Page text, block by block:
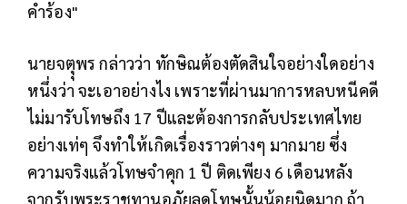
คำร้อง"
นายจตุุพร กล่าวว่า ทักษิณต้องตัดสินใจอย่างใดอย่าง
หนึ่งว่า จะเอาอย่างไง เพราะที่ผ่านมาการหลบหนีคดี
ไม่มารับโทษถึง 17 ปีและต้องการกลับประเทศไทย
อย่างเท่ๆ จึงทำให้เกิดเรื่องราวต่างๆ มากมาย ซึ่ง
ความจริงแล้วโทษจำคุก 1 ปี ติดเพียง 6 เดือนหลัง
จากรับพระราชทานอภัยลดโทษนั้นน้อยนิดมาก ถ้า